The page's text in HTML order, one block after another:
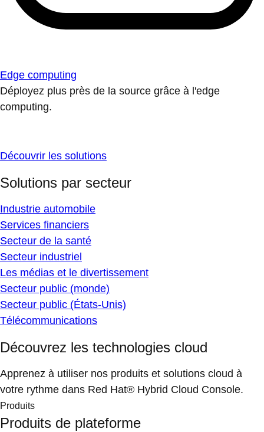
Edge computing
Déployez plus près de la source grâce à l'edge
computing.
Découvrir les solutions
Solutions par secteur
Industrie automobile
Services financiers
Secteur de la santé
Secteur industriel
Les médias et le divertissement
Secteur public (monde)
Secteur public (États-Unis)
Télécommunications
Découvrez les technologies cloud
Apprenez à utiliser nos produits et solutions cloud à
votre rythme dans Red Hat® Hybrid Cloud Console.
Produits
Produits de plateforme